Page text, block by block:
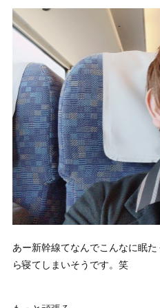
あー新幹線てなんでこんなに眠
ら寝てしまいそうです。笑